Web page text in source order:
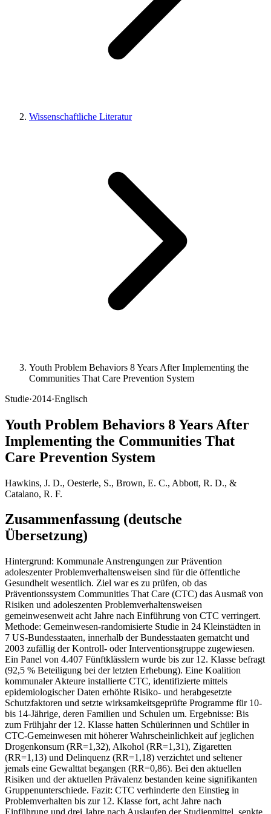
Wissenschaftliche Literatur
Youth Problem Behaviors 8 Years After Implementing the
Communities That Care Prevention System
Studie·2014·Englisch
Youth Problem Behaviors 8 Years After
Implementing the Communities That
Care Prevention System
Hawkins, J. D., Oesterle, S., Brown, E. C., Abbott, R. D., &
Catalano, R. F.
Zusammenfassung (deutsche
Übersetzung)
Hintergrund: Kommunale Anstrengungen zur Prävention
adoleszenter Problemverhaltensweisen sind für die öffentliche
Gesundheit wesentlich. Ziel war es zu prüfen, ob das
Präventionssystem Communities That Care (CTC) das Ausmaß von
Risiken und adoleszenten Problemverhaltensweisen
gemeinwesenweit acht Jahre nach Einführung von CTC verringert.
Methode: Gemeinwesen-randomisierte Studie in 24 Kleinstädten in
7 US-Bundesstaaten, innerhalb der Bundesstaaten gematcht und
2003 zufällig der Kontroll- oder Interventionsgruppe zugewiesen.
Ein Panel von 4.407 Fünftklässlern wurde bis zur 12. Klasse befragt
(92,5 % Beteiligung bei der letzten Erhebung). Eine Koalition
kommunaler Akteure installierte CTC, identifizierte mittels
epidemiologischer Daten erhöhte Risiko- und herabgesetzte
Schutzfaktoren und setzte wirksamkeitsgeprüfte Programme für 10-
bis 14-Jährige, deren Familien und Schulen um. Ergebnisse: Bis
zum Frühjahr der 12. Klasse hatten Schülerinnen und Schüler in
CTC-Gemeinwesen mit höherer Wahrscheinlichkeit auf jeglichen
Drogenkonsum (RR=1,32), Alkohol (RR=1,31), Zigaretten
(RR=1,13) und Delinquenz (RR=1,18) verzichtet und seltener
jemals eine Gewalttat begangen (RR=0,86). Bei den aktuellen
Risiken und der aktuellen Prävalenz bestanden keine signifikanten
Gruppenunterschiede. Fazit: CTC verhinderte den Einstieg in
Problemverhalten bis zur 12. Klasse fort, acht Jahre nach